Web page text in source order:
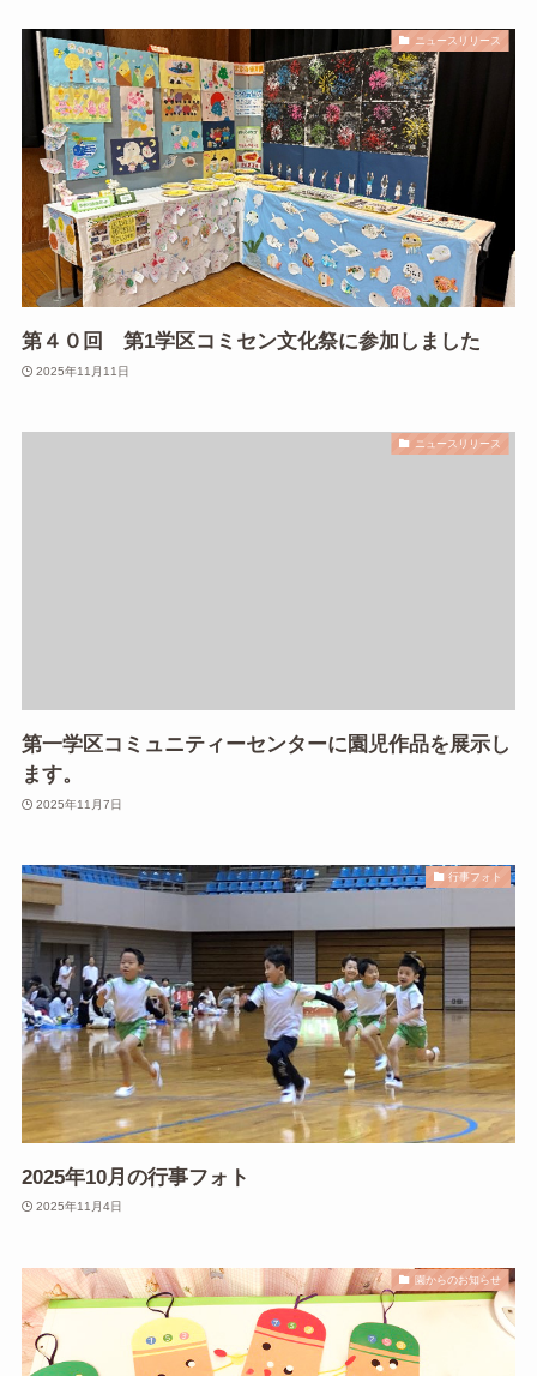
ニュースリリース
第４０回 第1学区コミセン文化祭に参加しました
2025年11月11日
ニュースリリース
第一学区コミュニティーセンターに園児作品を展示し
ます。
2025年11月7日
行事フォト
2025年10月の行事フォト
2025年11月4日
園からのお知らせ